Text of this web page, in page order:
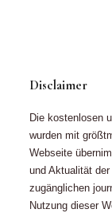
Disclaimer
Die kostenlosen
wurden mit
Webseite
und Aktualität
zugänglichen
Nutzung dieser